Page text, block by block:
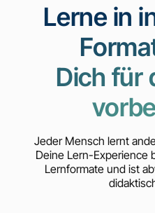
Lerne in
Dich für
Jeder Mensch lernt
Deine Lern-Experience
Lernformate und ist